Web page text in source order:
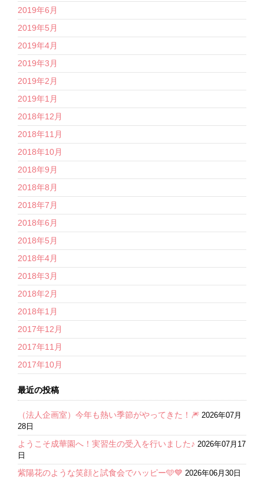
2019年6月
2019年5月
2019年4月
2019年3月
2019年2月
2019年1月
2018年12月
2018年11月
2018年10月
2018年9月
2018年8月
2018年7月
2018年6月
2018年5月
2018年4月
2018年3月
2018年2月
2018年1月
2017年12月
2017年11月
2017年10月
最近の投稿
（法人企画室）今年も熱い季節がやってきた！🎆 2026年07月
28日
ようこそ成華園へ！実習生の受入を行いました♪ 2026年07月17
日
紫陽花のような笑顔と試食会でハッピー🩵💙 2026年06月30日